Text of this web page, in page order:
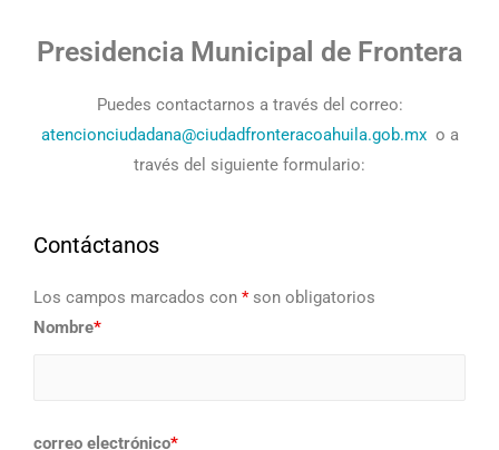
Presidencia Municipal de Frontera
Puedes contactarnos a través del correo:
atencionciudadana@ciudadfronteracoahuila.gob.mx o a
través del siguiente formulario:
Contáctanos
Los campos marcados con *son obligatorios
Nombre*
correo electrónico*